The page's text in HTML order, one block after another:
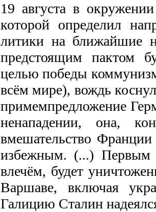
19 августа в
которой определил
литики на ближайшие
предстоящим пактом
целью победы
всём мире), вождь
примемпредложение
ненападении, она,
вмешательство
избежным. (...) Первым
влечём, будет
Варшаве, включая
Галицию Сталин